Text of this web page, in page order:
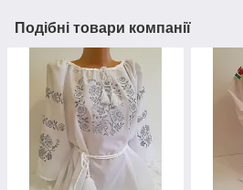
Подібні товари компанії